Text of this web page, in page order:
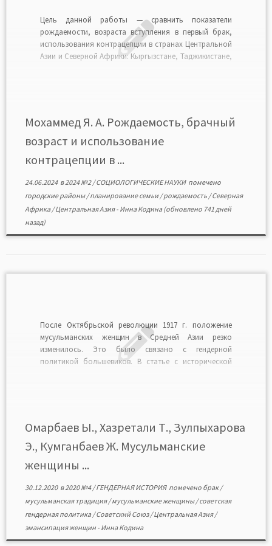
Цель данной работы — сравнить показатели
рождаемости, возраста вступления в первый брак,
использования контрацепции в странах Центральной
Азии и Северной Африки: Кыргызстане, Таджикистане,
Мохаммед Я. А. Рождаемость, брачный
возраст и использование
контрацепции в ...
24.06.2024в2024 №2/СОЦИОЛОГИЧЕСКИЕ НАУКИ помечено
городские районы/планирование семьи /рождаемость /Северная
Африка/Центральная Азия- Инна Кодина(обновлено 741 дней
назад)
После Октябрьской революции 1917 г. положение
мусульманских женщин в Средней Азии резко
изменилось. Это было связано с гендерной
политикой большевиков. В статье с исторической
советскими официальными органами новых законов
и […]
Омарбаев Ы., Хазретали Т., Зулпыхарова
Э., Кумганбаев Ж. Мусульманские
женщины ...
30.12.2020в2020 №4/ГЕНДЕРНАЯ ИСТОРИЯ помечено брак/
мусульманская традиция/мусульманские женщины/советская
гендерная политика/Советский Союз/Центральная Азия/
эмансипация женщин - Инна Кодина